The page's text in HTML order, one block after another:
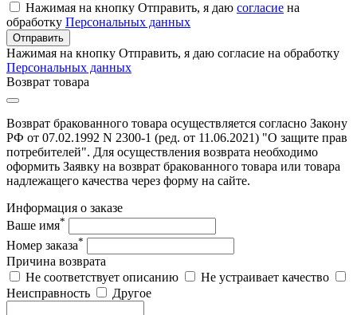
Нажимая на кнопку Отправить, я даю согласие на
обработку Персональных данных
Отправить
Нажимая на кнопку Отправить, я даю согласие на обработку
Персональных данных
Возврат товара
Возврат бракованного товара осуществляется согласно Закону
РФ от 07.02.1992 N 2300-1 (ред. от 11.06.2021) "О защите прав
потребителей". Для осуществления возврата необходимо
оформить Заявку на возврат бракованного товара или товара
надлежащего качества через форму на сайте.
Информация о заказе
Ваше имя*
Номер заказа*
Причина возврата
Не соответствует описанию
Не устраивает качество
Неисправность
Другое